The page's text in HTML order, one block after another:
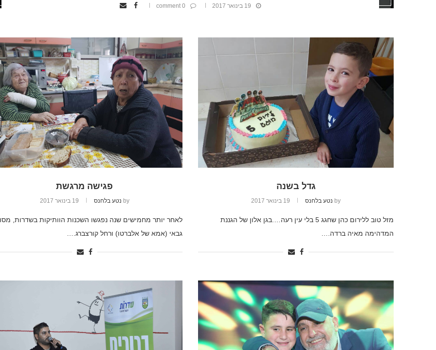
19 בינואר 2017 0 comment
גדל בשנה
by נטע בלחנס 19 בינואר 2017
מזל טוב ללירום כהן שחגג 5 בלי עין רעה….בגן אלון של הגננת
המדהימה מאיה ברדה.…
פגישה מרגשת
by נטע בלחנס 19 בינואר 2017
לאחר יותר מחמישים שנה נפגשו השכנות הוותיקות בשדרות,
גבאי (אמא של אלברטו) ורחל קורצברג.…